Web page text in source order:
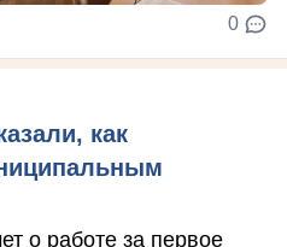
0
как
о работе за первое